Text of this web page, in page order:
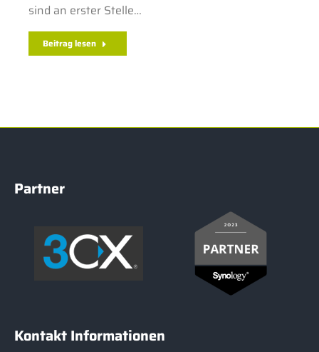
sind an erster Stelle…
Beitrag lesen
Partner
Kontakt Informationen